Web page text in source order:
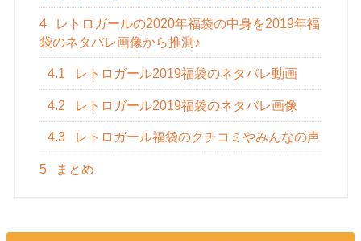
4
レトロガールの2020年福袋の中身を2019年福
袋のネタバレ画像から推測♪
4.1 レトロガール2019福袋のネタバレ動画
4.2 レトロガール2019福袋のネタバレ画像
4.3 レトロガール福袋のクチコミやみんなの声
5 まとめ